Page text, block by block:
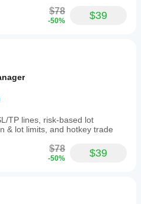
$78
-50% $39
TP lines, risk-based lot
& lot limits, and hotkey trade
$78
-50% $39